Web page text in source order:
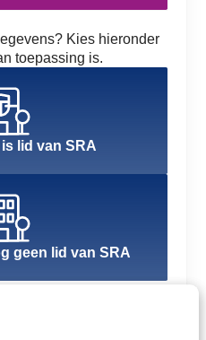
Kies hieronder
toepassing is.
lid van SRA
geen lid van SRA